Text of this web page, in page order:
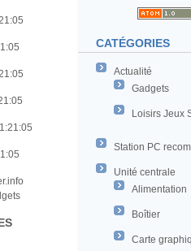
CATÉGORIES
Actualité
Gadgets
Loisirs Jeux
Station PC
Unité centrale
Alimentation
Boîtier
Carte